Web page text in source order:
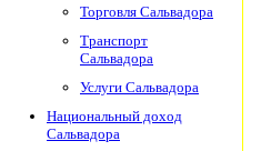
Торговля Сальвадора
Транспорт
Сальвадора
Услуги Сальвадора
Национальный доход
Сальвадора